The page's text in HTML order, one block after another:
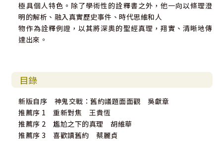
極具個人特色。除了學術性的詮釋書之外，他一向以條理澄
明的解析、融入真實歷史事件、時代思維和人
物作為詮釋例證，以其將深奧的聖經真理，翔實、清晰地傳
達出來。
目錄
新版自序 神鬼交戰：舊約議題面面觀 吳獻章
推薦序 1 重新對焦 王貴恆
推薦序 2 尷尬之下的真理 胡維華
推薦序 3 喜歡讀舊約 蔡麗貞